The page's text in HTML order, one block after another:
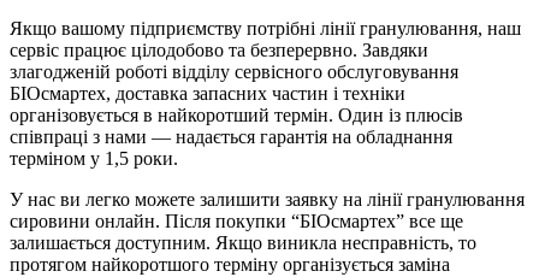
Якщо вашому підприємству потрібні лінії гранулювання, наш
сервіс працює цілодобово та безперервно. Завдяки
злагодженій роботі відділу сервісного обслуговування
БІОсмартех, доставка запасних частин і техніки
організовується в найкоротший термін. Один із плюсів
співпраці з нами — надається гарантія на обладнання
терміном у 1,5 роки.
У нас ви легко можете залишити заявку на лінії гранулювання
сировини онлайн. Після покупки “БІОсмартех” все ще
залишається доступним. Якщо виникла несправність, то
протягом найкоротшого терміну організується заміна